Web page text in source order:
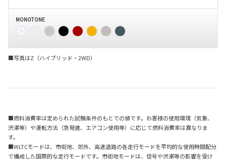
MONOTONE
■写真はZ（ハイブリッド・2WD）
■燃料消費率は定められた試験条件のもとでの値です。お客様の使用環境（気象、
渋滞等）や運転方法（急発進、エアコン使用等）に応じて燃料消費率は異なりま
す。
■WLTCモードは、市街地、郊外、高速道路の各走行モードを平均的な使用時間配分
で構成した国際的な走行モードです。市街地モードは、信号や渋滞等の影響を受け